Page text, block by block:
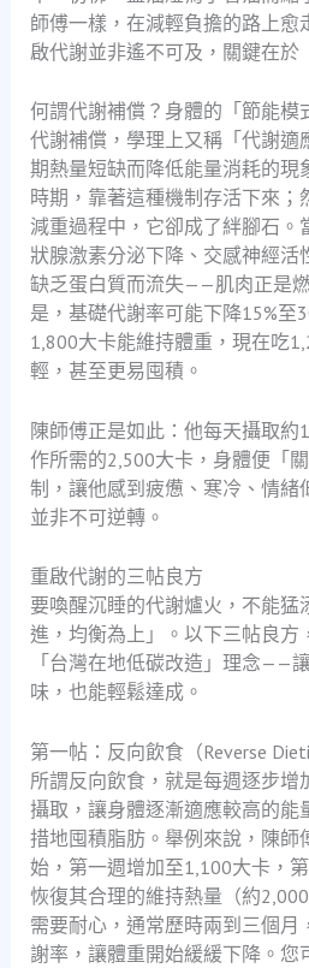
師傅一樣，在減輕負擔的路上愈
啟代謝並非遙不可及，關鍵在於
何謂代謝補償？身體的「節能模
代謝補償，學理上又稱「代謝適
期熱量短缺而降低能量消耗的現
時期，靠著這種機制存活下來；
減重過程中，它卻成了絆腳石。
狀腺激素分泌下降、交感神經活
缺乏蛋白質而流失——肌肉正是
是，基礎代謝率可能下降15%至
1,800大卡能維持體重，現在吃
輕，甚至更易囤積。
陳師傅正是如此：他每天攝取約
作所需的2,500大卡，身體便「
制，讓他感到疲憊、寒冷、情緒
並非不可逆轉。
重啟代謝的三帖良方
要喚醒沉睡的代謝爐火，不能猛
進，均衡為上」。以下三帖良方
「台灣在地低碳改造」理念——
味，也能輕鬆達成。
第一帖：反向飲食（Reverse
所謂反向飲食，就是每週逐步增
攝取，讓身體逐漸適應較高的能
措地囤積脂肪。舉例來說，陳師
始，第一週增加至1,100大卡，
恢復其合理的維持熱量（約
需要耐心，通常歷時兩到三個月
謝率，讓體重開始緩緩下降。您